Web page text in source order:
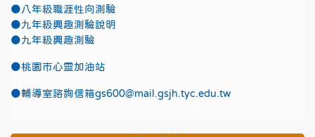
●八年級職涯性向測驗
●九年級興趣測驗說明
●九年級興趣測驗
●桃園市心靈加油站
●輔導室諮詢信箱gs600@mail.gsjh.tyc.edu.tw